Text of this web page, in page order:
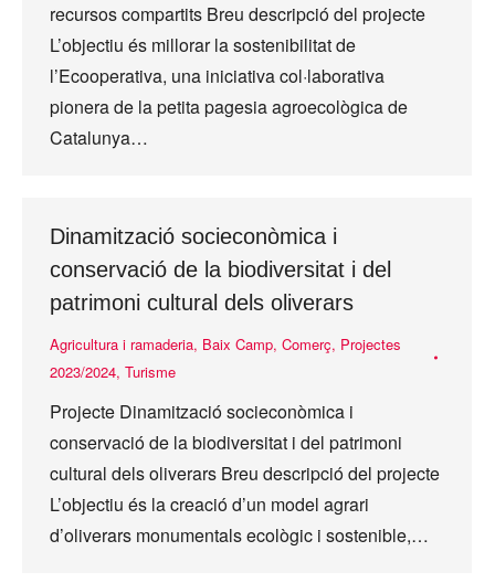
recursos compartits Breu descripció del projecte
L’objectiu és millorar la sostenibilitat de
l’Ecooperativa, una iniciativa col·laborativa
pionera de la petita pagesia agroecològica de
Catalunya…
Dinamització socieconòmica i
conservació de la biodiversitat i del
patrimoni cultural dels oliverars
Agricultura i ramaderia, Baix Camp, Comerç, Projectes
2023/2024, Turisme
Projecte Dinamització socieconòmica i
conservació de la biodiversitat i del patrimoni
cultural dels oliverars Breu descripció del projecte
L’objectiu és la creació d’un model agrari
d’oliverars monumentals ecològic i sostenible,…